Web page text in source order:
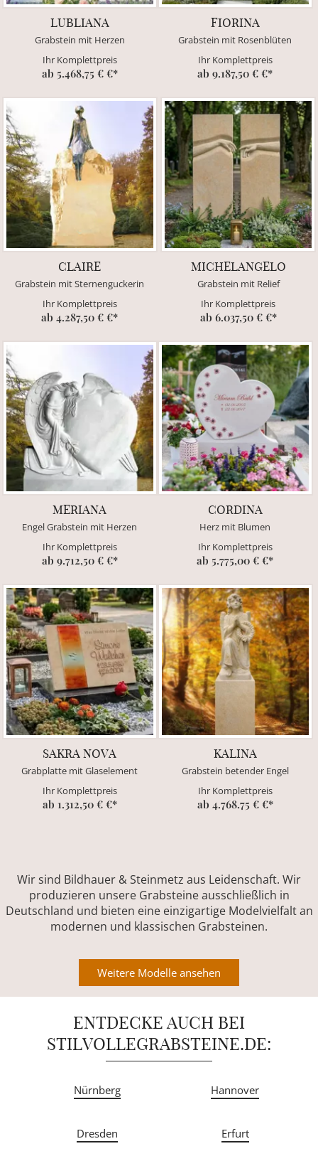
LUBLIANA
Grabstein mit Herzen
Ihr Komplettpreis
ab 5.468,75 € €*
FIORINA
Grabstein mit Rosenblüten
Ihr Komplettpreis
ab 9.187,50 € €*
CLAIRE
Grabstein mit Sternenguckerin
Ihr Komplettpreis
ab 4.287,50 € €*
MICHELANGELO
Grabstein mit Relief
Ihr Komplettpreis
ab 6.037,50 € €*
MERIANA
Engel Grabstein mit Herzen
Ihr Komplettpreis
ab 9.712,50 € €*
CORDINA
Herz mit Blumen
Ihr Komplettpreis
ab 5.775,00 € €*
SAKRA NOVA
Grabplatte mit Glaselement
Ihr Komplettpreis
ab 1.312,50 € €*
KALINA
Grabstein betender Engel
Ihr Komplettpreis
ab 4.768.75 € €*
Wir sind Bildhauer & Steinmetz aus Leidenschaft. Wir
produzieren unsere Grabsteine ausschließlich in
Deutschland und bieten eine einzigartige Modelvielfalt an
modernen und klassischen Grabsteinen.
Weitere Modelle ansehen
ENTDECKE AUCH BEI
STILVOLLEGRABSTEINE.DE:
Nürnberg Hannover
Dresden Erfurt